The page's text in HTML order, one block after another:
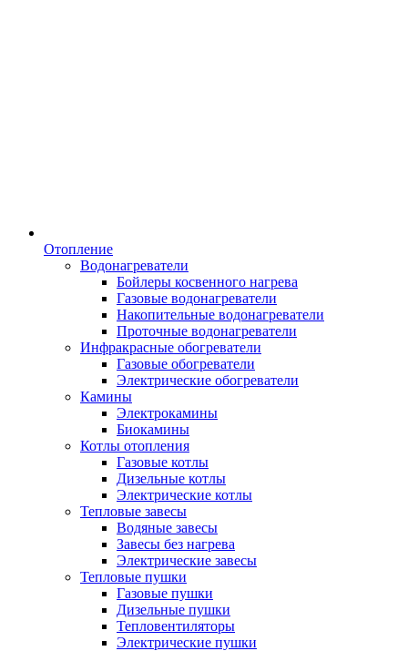
Отопление
Водонагреватели
Бойлеры косвенного нагрева
Газовые водонагреватели
Накопительные водонагреватели
Проточные водонагреватели
Инфракрасные обогреватели
Газовые обогреватели
Электрические обогреватели
Камины
Электрокамины
Биокамины
Котлы отопления
Газовые котлы
Дизельные котлы
Электрические котлы
Тепловые завесы
Водяные завесы
Завесы без нагрева
Электрические завесы
Тепловые пушки
Газовые пушки
Дизельные пушки
Тепловентиляторы
Электрические пушки